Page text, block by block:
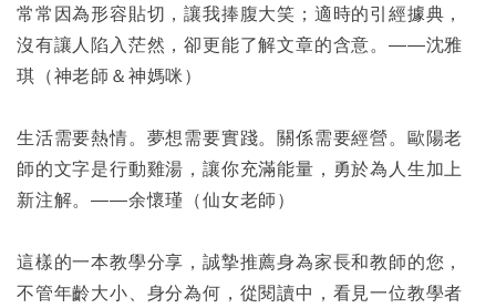
常常因為形容貼切，讓我捧腹大笑；適時的引經據典，
沒有讓人陷入茫然，卻更能了解文章的含意。――沈雅
琪（神老師＆神媽咪）
生活需要熱情。夢想需要實踐。關係需要經營。歐陽老
師的文字是行動雞湯，讓你充滿能量，勇於為人生加上
新注解。――余懷瑾（仙女老師）
這樣的一本教學分享，誠摯推薦身為家長和教師的您，
不管年齡大小、身分為何，從閱讀中，看見一位教學者